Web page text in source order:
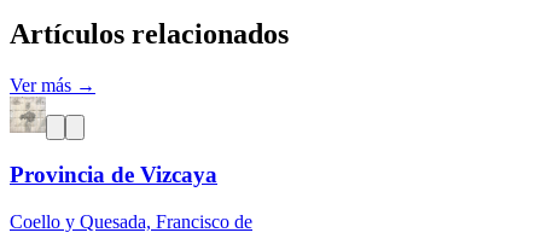
Artículos relacionados
Ver más →
Provincia de Vizcaya
Coello y Quesada, Francisco de